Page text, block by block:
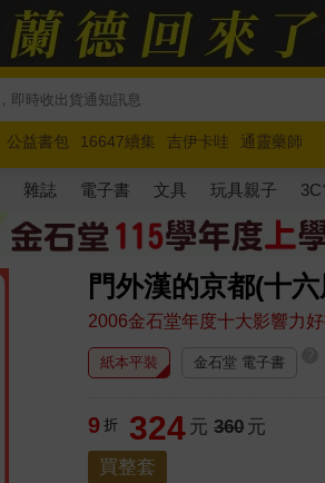
公益書包 16647續集 吉伊卡哇
通靈藥師
馬斯克 玩具總動員5 超慢跑
雜誌 電子書 文具 玩具親子
門外漢的京都(十
2006金石堂年度十大影響力
紙本平裝 金石堂 電子書
9 折 324 元 360 元
買整套